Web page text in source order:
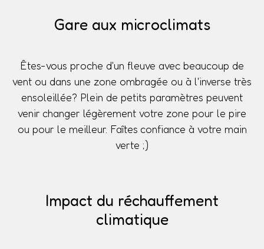
Gare aux microclimats
Êtes-vous proche d'un fleuve avec beaucoup de
vent ou dans une zone ombragée ou à l'inverse très
ensoleillée? Plein de petits paramètres peuvent
venir changer légèrement votre zone pour le pire
ou pour le meilleur. Faîtes confiance à votre main
verte ;)
Impact du réchauffement
climatique